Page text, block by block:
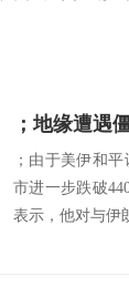
；由于美伊和
市进一步跌破
表示，他对与伊